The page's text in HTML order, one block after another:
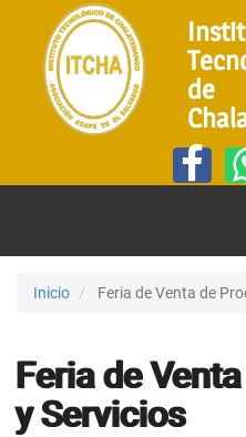
de
Inicio Feria de Venta de
Feria de
y Servicios